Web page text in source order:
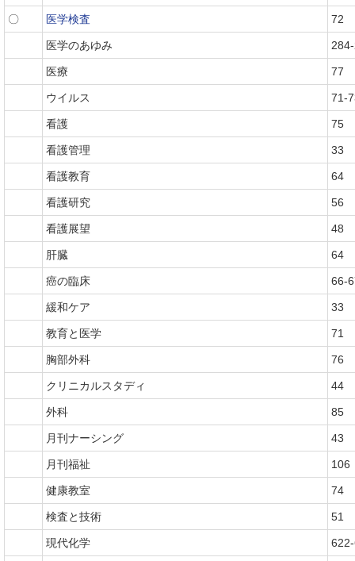
〇 医学検査 72
医学のあゆみ
医療 77
ウイルス 71-
看護 75
看護管理 33
看護教育 64
看護研究 56
看護展望 48
肝臓 64
癌の臨床 66-
緩和ケア 33
教育と医学 71
胸部外科 76
クリニカルスタディ 44
外科 85
月刊ナーシング 43
月刊福祉 106
健康教室 74
検査と技術 51
現代化学